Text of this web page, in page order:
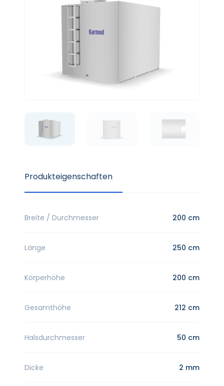
Produkteigenschaften
Breite / Durchmesser 200 cm
Länge 250 cm
Körperhöhe 200 cm
Gesamthöhe 212 cm
Halsdurchmesser 50 cm
Dicke 2 mm